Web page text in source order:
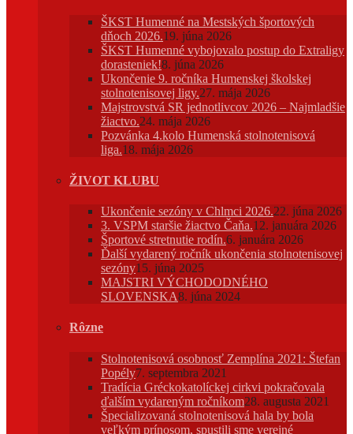
ŠKST Humenné na Mestských športových
dňoch 2026.19. júna 2026
ŠKST Humenné vybojovalo postup do Extraligy
dorasteniek!8. júna 2026
Ukončenie 9. ročníka Humenskej školskej
stolnotenisovej ligy.27. mája 2026
Majstrovstvá SR jednotlivcov 2026 – Najmladšie
žiactvo.24. mája 2026
Pozvánka 4.kolo Humenská stolnotenisová
liga.18. mája 2026
ŽIVOT KLUBU
Ukončenie sezóny v Chlmci 2026.22. júna 2026
3. VSPM staršie žiactvo Čaňa.12. januára 2026
Športové stretnutie rodín.6. januára 2026
Ďalší vydarený ročník ukončenia stolnotenisovej
sezóny15. júna 2025
MAJSTRI VÝCHODODNÉHO
SLOVENSKA8. júna 2024
Rôzne
Stolnotenisová osobnosť Zemplína 2021: Štefan
Popély7. septembra 2021
Tradícia Gréckokatolíckej cirkvi pokračovala
ďalším vydareným ročníkom28. augusta 2021
Špecializovaná stolnotenisová hala by bola
veľkým prínosom, spustili sme verejné